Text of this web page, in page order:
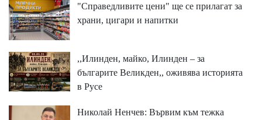
"Справедливите цени" ще се прилагат за
храни, цигари и напитки
,,Илинден, майко, Илинден – за
българите Великден,, оживява историята
в Русе
Николай Ненчев: Вървим към тежка